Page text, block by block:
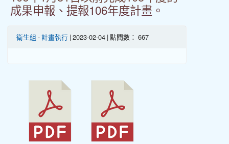
成果申報、提報106年度計畫。
衛生組 - 計畫執行 | 2023-02-04 | 點閱數： 667